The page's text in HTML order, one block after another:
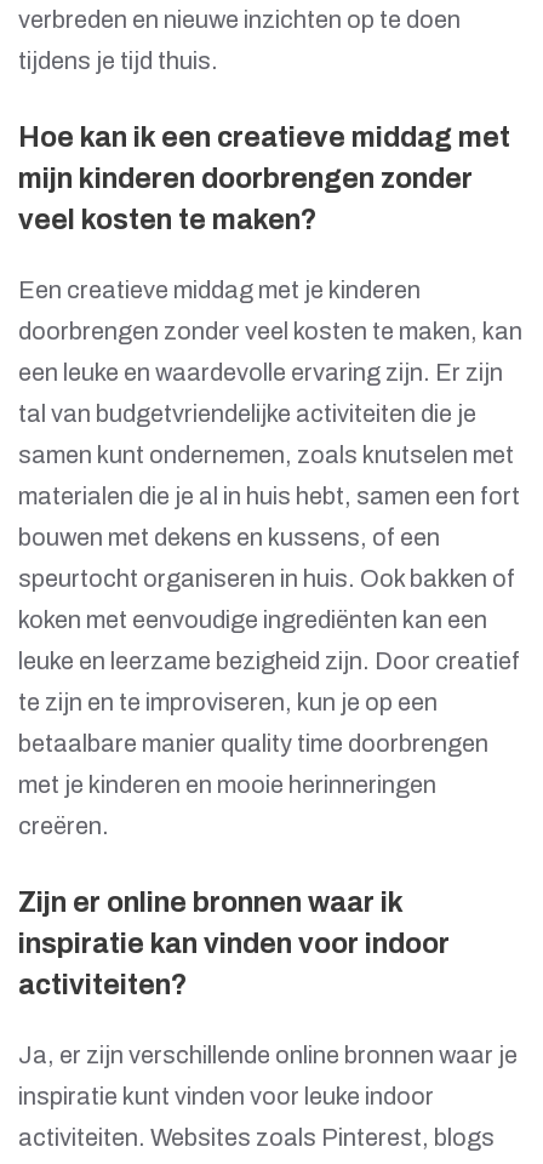
verbreden en nieuwe inzichten op te doen
tijdens je tijd thuis.
Hoe kan ik een creatieve middag met
mijn kinderen doorbrengen zonder
veel kosten te maken?
Een creatieve middag met je kinderen
doorbrengen zonder veel kosten te maken, kan
een leuke en waardevolle ervaring zijn. Er zijn
tal van budgetvriendelijke activiteiten die je
samen kunt ondernemen, zoals knutselen met
materialen die je al in huis hebt, samen een fort
bouwen met dekens en kussens, of een
speurtocht organiseren in huis. Ook bakken of
koken met eenvoudige ingrediënten kan een
leuke en leerzame bezigheid zijn. Door creatief
te zijn en te improviseren, kun je op een
betaalbare manier quality time doorbrengen
met je kinderen en mooie herinneringen
creëren.
Zijn er online bronnen waar ik
inspiratie kan vinden voor indoor
activiteiten?
Ja, er zijn verschillende online bronnen waar je
inspiratie kunt vinden voor leuke indoor
activiteiten. Websites zoals Pinterest, blogs